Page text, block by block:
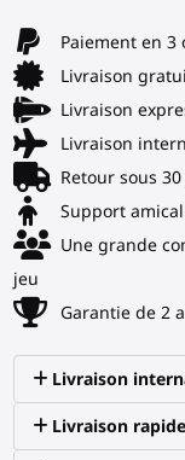
Paiement en 3
Livraison
Livraison
Livraison
Retour sous
Support
Une grande
jeu
Garantie de 2
Livraison
Livraison rapide